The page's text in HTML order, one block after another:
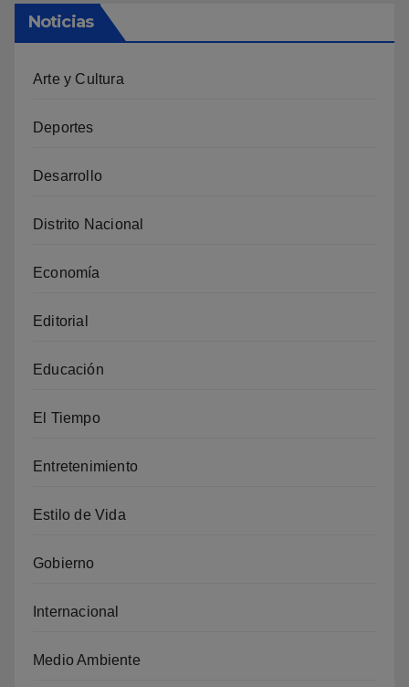
Noticias
Arte y Cultura
Deportes
Desarrollo
Distrito Nacional
Economía
Editorial
Educación
El Tiempo
Entretenimiento
Estilo de Vida
Gobierno
Internacional
Medio Ambiente